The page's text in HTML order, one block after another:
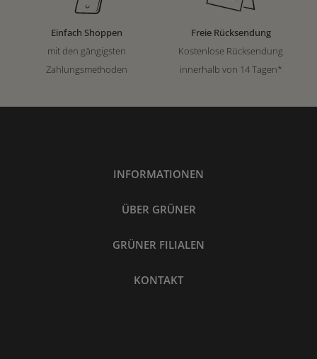
Einfach Shoppen
mit den gängigsten
Zahlungsmethoden
Freie Rücksendung
Kostenlose Rücksendung
innerhalb von 14 Tagen*
INFORMATIONEN
ÜBER GRÜNER
GRÜNER FILIALEN
KONTAKT